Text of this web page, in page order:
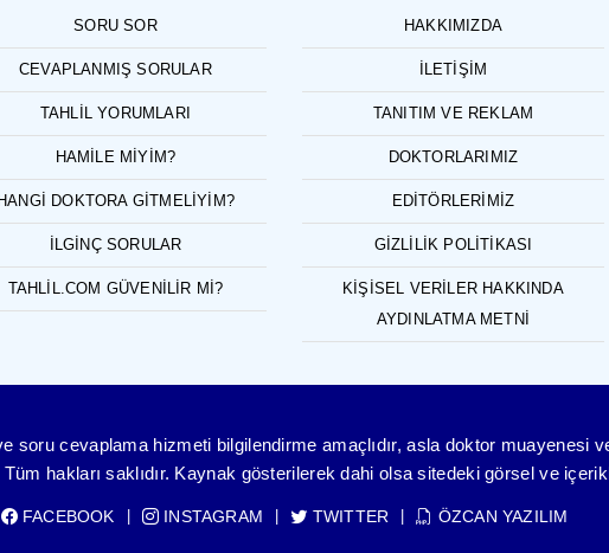
SORU SOR
CEVAPLANMIŞ SORULAR
TAHLIL YORUMLARI
HAMILE MIYIM?
HANGI DOKTORA GITMELIYIM?
İLGINÇ SORULAR
TAHLIL.COM GÜVENILIR MI?
HAKKIMIZDA
İLETIŞIM
TANITIM VE REKLAM
DOKTORLARIMIZ
EDITÖRLERIMIZ
GIZLILIK POLITIKASI
KIŞISEL VERILER HAKKINDA
AYDINLATMA METNI
soru cevaplama hizmeti bilgilendirme amaçlıdır, asla doktor muayenesi
hakları saklıdır. Kaynak gösterilerek dahi olsa sitedeki görsel ve
FACEBOOK INSTAGRAM TWITTER ÖZCAN YAZILIM